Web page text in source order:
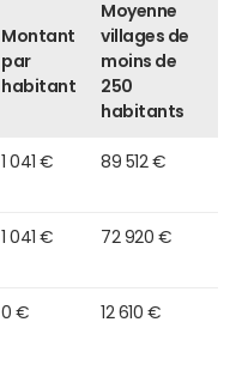
Montant
par
habitant
Moyenne
villages de
moins de
250
habitants
1 041 € 89 512 €
1 041 € 72 920 €
0 € 12 610 €